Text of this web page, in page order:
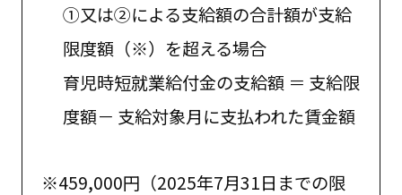
①又は②による支給額の合計額が支給
限度額（※）を超える場合
育児時短就業給付金の支給額 ＝ 支給限
度額－ 支給対象月に支払われた賃金額
※459,000円（2025年7月31日までの限